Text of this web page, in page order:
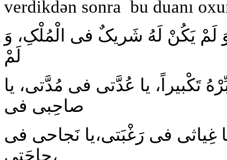
verdikdən sonra bu duanı
وَ لَمْ یَکُنْ لَهُ شَریکٌ فى الْمُلْکِ، وَ
لَمْ
تَکْبیراً، یا عُدَّتى فى مُدَّتى، یا
صاحِبى فى
غِیاثى فى رَغْبَتى،یا نَجاحى فى
حاجَتى،